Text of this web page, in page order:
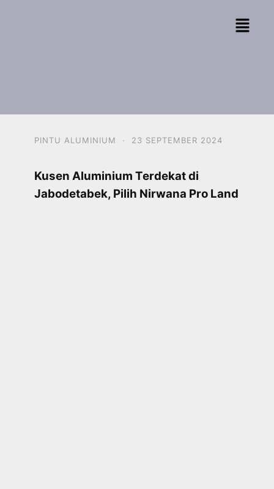
PINTU ALUMINIUM · 23 SEPTEMBER 2024
Kusen Aluminium Terdekat di
Jabodetabek, Pilih Nirwana Pro Land